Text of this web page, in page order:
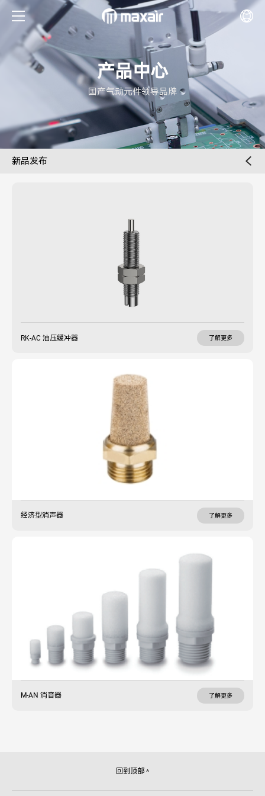
产品中心
国产气动元件领导品牌
新品发布
RK-AC 油压缓冲器 了解更多
经济型消声器 了解更多
M-AN 消音器 了解更多
回到顶部 ^